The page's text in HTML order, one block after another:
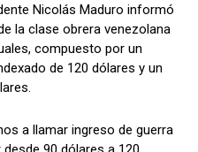
Nicolás Maduro informó
la clase obrera venezolana
compuesto por un
de 120 dólares y un
a llamar ingreso de guerra